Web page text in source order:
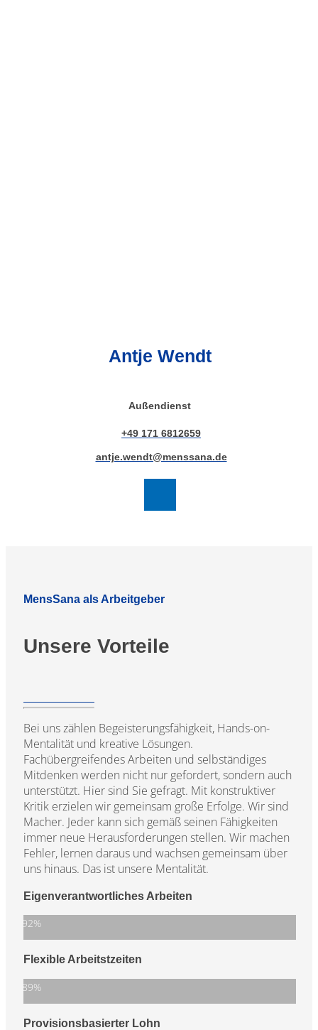
Antje Wendt
Außendienst
+49 171 6812659
antje.wendt@menssana.de
MensSana als Arbeitgeber
Unsere Vorteile
Bei uns zählen Begeisterungsfähigkeit, Hands-on-
Mentalität und kreative Lösungen.
Fachübergreifendes Arbeiten und selbständiges
Mitdenken werden nicht nur gefordert, sondern auch
unterstützt. Hier sind Sie gefragt. Mit konstruktiver
Kritik erzielen wir gemeinsam große Erfolge. Wir sind
Macher. Jeder kann sich gemäß seinen Fähigkeiten
immer neue Herausforderungen stellen. Wir machen
Fehler, lernen daraus und wachsen gemeinsam über
uns hinaus. Das ist unsere Mentalität.
Eigenverantwortliches Arbeiten
92%
Flexible Arbeitstzeiten
89%
Provisionsbasierter Lohn